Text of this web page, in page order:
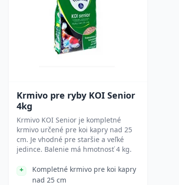
Krmivo pre ryby KOI Senior
4kg
Krmivo KOI Senior je kompletné
krmivo určené pre koi kapry nad 25
cm. Je vhodné pre staršie a veľké
jedince. Balenie má hmotnosť 4 kg.
Kompletné krmivo pre koi kapry
nad 25 cm